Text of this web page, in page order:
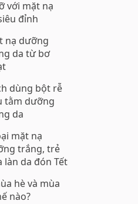
với mặt nạ
đỉnh
nạ dưỡng
da từ bơ
dùng bột rễ
tằm dưỡng
da
mặt nạ
trắng, trẻ
làn da đón Tết
hè và mùa
nào?